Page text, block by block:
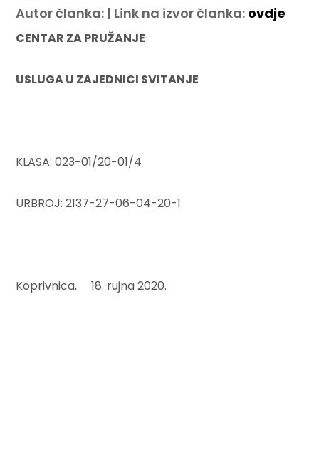
Autor članka: | Link na izvor članka: ovdje
CENTAR ZA PRUŽANJE
USLUGA U ZAJEDNICI SVITANJE
KLASA: 023-01/20-01/4
URBROJ: 2137-27-06-04-20-1
Koprivnica, 18. rujna 2020.